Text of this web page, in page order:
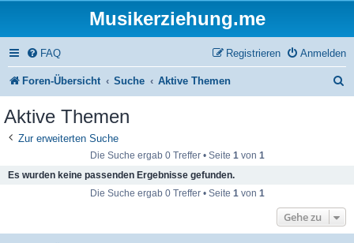
Musikerziehung.me
FAQ Anmelden
Registrieren
Foren-Übersicht Suche Aktive Themen
Aktive Themen
Zur erweiterten Suche
Die Suche ergab 0 Treffer • Seite 1von 1
Es wurden keine passenden Ergebnisse gefunden.
Die Suche ergab 0 Treffer • Seite 1von 1
Gehe zu